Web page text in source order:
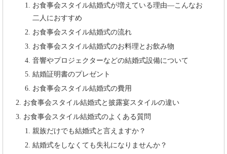
お食事会スタイル結婚式が増えている理由―こんなお
二人におすすめ
お食事会スタイル結婚式の流れ
お食事会スタイル結婚式のお料理とお飲み物
音響やプロジェクターなどの結婚式設備について
結婚証明書のプレゼント
お食事会スタイル結婚式の費用
お食事会スタイル結婚式と披露宴スタイルの違い
お食事会スタイル結婚式のよくある質問
親族だけでも結婚式と言えますか？
結婚式をしなくても失礼になりませんか？